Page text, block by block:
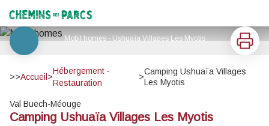
Chemins des Parcs
Mobil homes - Ushuaïa Villages Les Myotis
Voir l'image en plein écran
Imprimer
>>Accueil >
Hébergement -
Restauration
>
Camping Ushuaïa Villages
Les Myotis
Val Buëch-Méouge
Camping Ushuaïa Villages Les Myotis